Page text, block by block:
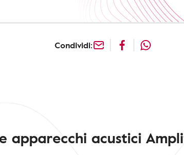
Condividi:
apparecchi acustici